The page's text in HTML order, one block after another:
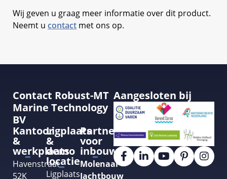
Wij geven u graag meer informatie over dit product.
Neemt u contact met ons op.
Contact Robust-MT
Marine Technology
BV
Kantoor
&
werkplaats
Havenstraat
52K
Ligplaats
&
demo
locatie
Ligplaats
Partner
voor
inbouw
Molenaar
Jachtbouw
Aangesloten bij